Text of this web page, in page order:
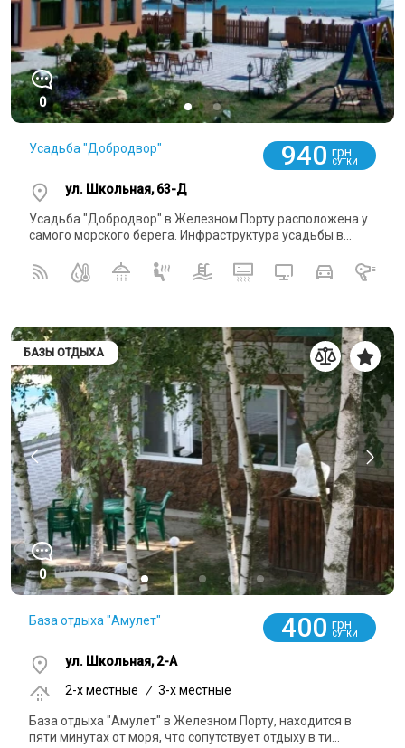
0
Усадьба "Добродвор" 940 грн
СУТКИ
ул. Школьная, 63-Д
Усадьба "Добродвор" в Железном Порту расположена у
самого морского берега. Инфраструктура усадьбы в...
БАЗЫ ОТДЫХА
0
База отдыха "Амулет" 400 грн
СУТКИ
ул. Школьная, 2-А
2-x местные
/ 3-x местные
База отдыха "Амулет" в Железном Порту, находится в
пяти минутах от моря, что сопутствует отдыху в ти...